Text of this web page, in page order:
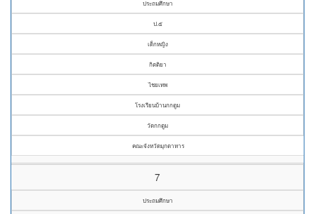
ประถมศึกษา
ป.๕
เด็กหญิง
กิตติยา
ไชยเทพ
โรงเรียนบ้านกกตูม
วัดกกตูม
คณะจังหวัดมุกดาหาร
7
ประถมศึกษา